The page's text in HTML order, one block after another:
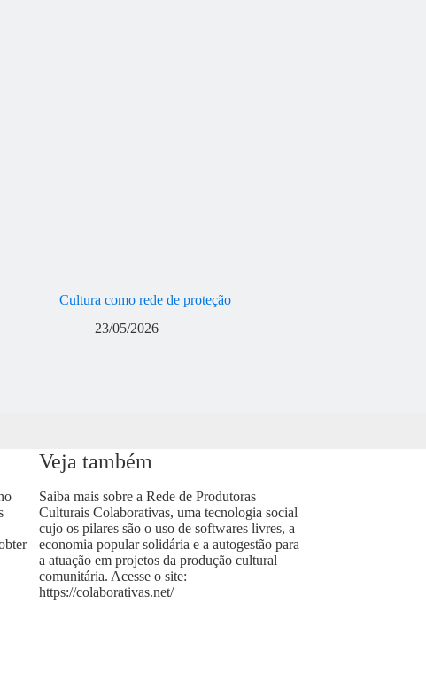
Cultura como rede de proteção
23/05/2026
Veja também
Saiba mais sobre a Rede de Produtoras
Culturais Colaborativas, uma tecnologia social
cujo os pilares são o uso de softwares livres, a
economia popular solidária e a autogestão para
a atuação em projetos da produção cultural
comunitária. Acesse o site:
https://colaborativas.net/